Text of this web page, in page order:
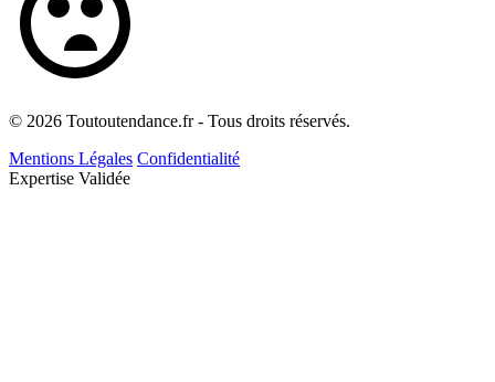
© 2026 Toutoutendance.fr - Tous droits réservés.
Mentions Légales Confidentialité
Expertise Validée